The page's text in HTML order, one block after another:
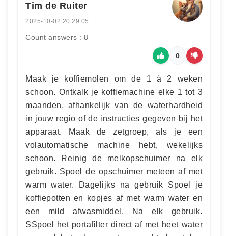
Tim de Ruiter
2025-10-02 20:29:05
Count answers : 8
0
Maak je koffiemolen om de 1 à 2 weken
schoon. Ontkalk je koffiemachine elke 1 tot 3
maanden, afhankelijk van de waterhardheid
in jouw regio of de instructies gegeven bij het
apparaat. Maak de zetgroep, als je een
volautomatische machine hebt, wekelijks
schoon. Reinig de melkopschuimer na elk
gebruik. Spoel de opschuimer meteen af met
warm water. Dagelijks na gebruik Spoel je
koffiepotten en kopjes af met warm water en
een mild afwasmiddel. Na elk gebruik.
SSpoel het portafilter direct af met heet water